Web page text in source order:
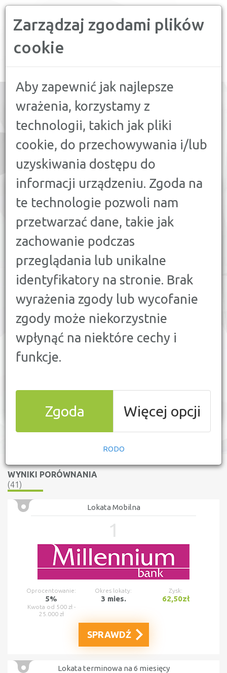
Zarządzaj zgodami plików
cookie
Aby zapewnić jak najlepsze
wrażenia, korzystamy z
technologii, takich jak pliki
cookie, do przechowywania i/lub
uzyskiwania dostępu do
informacji urządzeniu. Zgoda na
te technologie pozwoli nam
przetwarzać dane, takie jak
zachowanie podczas
przeglądania lub unikalne
identyfikatory na stronie. Brak
wyrażenia zgody lub wycofanie
zgody może niekorzystnie
wpłynąć na niektóre cechy i
funkcje.
Zgoda Więcej opcji
RODO
navigation
PORÓWNAJ:
RYNEK FOREX 8
LOKATY 41
PORÓWNAJ LOKATY
kwota oszczednosci:
WYŚLIJ ZESTAWIENIE NA MAILA
WYNIKI PORÓWNANIA
(41)
Lokata Mobilna
1
Oprocentowanie: Okres lokaty: Zysk:
5% 3 mies. 62,50zł
Kwota od 500 zł -
25.000 zł
SPRAWDŹ
Lokata terminowa na 6 miesięcy